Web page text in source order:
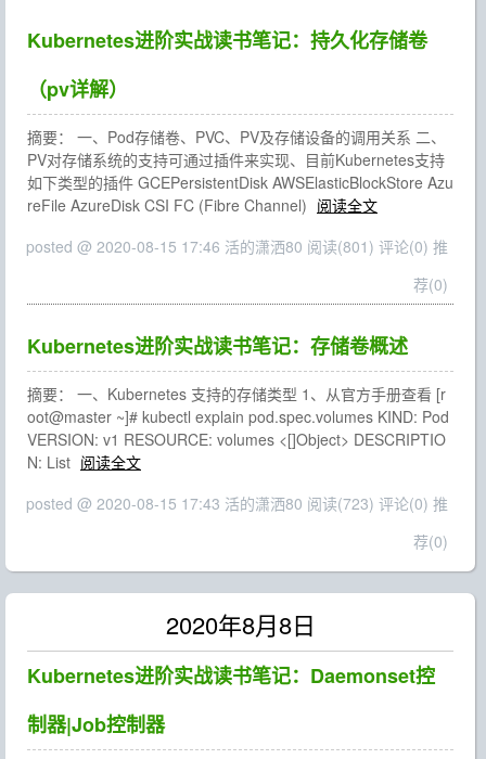
Kubernetes进阶实战读书笔记：持久化存储卷
（pv详解）
摘要： 一、Pod存储卷、PVC、PV及存储设备的调用关系 二、
PV对存储系统的支持可通过插件来实现、目前Kubernetes支持
如下类型的插件 GCEPersistentDisk AWSElasticBlockStore Azu
reFile AzureDisk CSI FC (Fibre Channel) 阅读全文
posted @ 2020-08-15 17:46 活的潇洒80 阅读(801) 评论(0) 推
荐(0)
Kubernetes进阶实战读书笔记：存储卷概述
摘要： 一、Kubernetes 支持的存储类型 1、从官方手册查看 [r
oot@master ~]# kubectl explain pod.spec.volumes KIND: Pod
VERSION: v1 RESOURCE: volumes <[]Object> DESCRIPTIO
N: List 阅读全文
posted @ 2020-08-15 17:43 活的潇洒80 阅读(723) 评论(0) 推
荐(0)
2020年8月8日
Kubernetes进阶实战读书笔记：Daemonset控
制器|Job控制器